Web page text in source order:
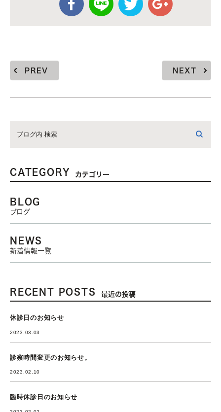
PREV NEXT
CATEGORY カテゴリー
BLOG
ブログ
NEWS
新着情報一覧
RECENT POSTS 最近の投稿
休診日のお知らせ
2023.03.03
診察時間変更のお知らせ。
2023.02.10
臨時休診日のお知らせ